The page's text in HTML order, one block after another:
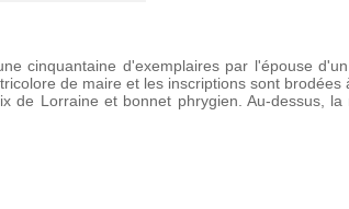
cinquantaine d'exemplaires par l'épouse
de maire et les inscriptions sont brodées
de Lorraine et bonnet phrygien. Au-dessus,